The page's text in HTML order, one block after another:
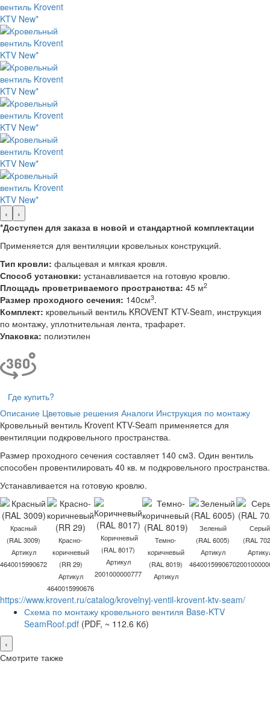
‹
›
*Доступен для заказа в новой и стандартной комплектации
Применяется для вентиляции кровельных конструкций.
Тип кровли: фальцевая и мягкая кровля.
Способ установки: устанавливается на готовую кровлю.
Площадь проветриваемого пространства: 45 м2
Размер проходного сечения: 140см3.
Комплект: кровельный вентиль KROVENT KTV-Seam, инструкция
по монтажу, уплотнительная лента, трафарет.
Упаковка: полиэтилен
Где купить?
Описание Цветовые решения Аналоги Инструкция по монтажу
Кровельный вентиль Krovent KTV-Seam применяется для
вентиляции подкровельного пространства.
Размер проходного сечения составляет 140 см3. Один вентиль
способен провентилировать 40 кв. м подкровельного пространства.
Устанавливается на готовую кровлю.
Красный
(RAL 3009)
Артикул
4640015990672
Красно-
коричневый
(RR 29)
Артикул
4640015990676
Коричневый
(RAL 8017)
Артикул
2001000000777
Темно-
коричневый
(RAL 8019)
Артикул
Зеленый
(RAL 6005)
Артикул
4640015990670
Серый
(RAL
https://www.krovent.ru/catalog/krovelnyj-ventil-krovent-ktv-seam/
Схема по монтажу кровельного вентиля Base-KTV
SeamRoof.pdf (PDF, ~ 112.6 Кб)
‹
Смотрите также